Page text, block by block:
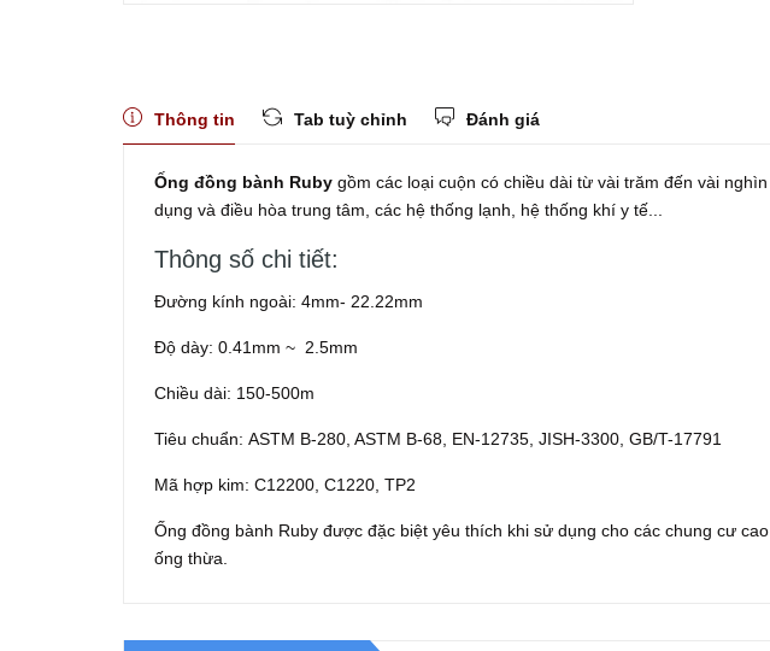
Thông tin Tab tuỳ chỉnh Đánh giá
Ống đồng bành Ruby gồm các loại cuộn có chiều dài từ vài trăm đến vài
dụng và điều hòa trung tâm, các hệ thống lạnh, hệ thống khí y tế...
Thông số chi tiết:
Đường kính ngoài: 4mm- 22.22mm
Độ dày: 0.41mm ~ 2.5mm
Chiều dài: 150-500m
Tiêu chuẩn: ASTM B-280, ASTM B-68, EN-12735, JISH-3300, GB/T-17791
Mã hợp kim: C12200, C1220, TP2
Ống đồng bành Ruby được đặc biệt yêu thích khi sử dụng cho các chung cư
ống thừa.